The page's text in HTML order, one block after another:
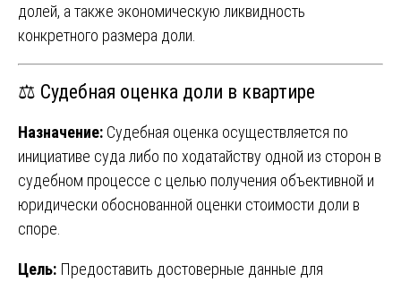
долей, а также экономическую ликвидность
конкретного размера доли.
⚖️ Судебная оценка доли в квартире
Назначение: Судебная оценка осуществляется по
инициативе суда либо по ходатайству одной из сторон в
судебном процессе с целью получения объективной и
юридически обоснованной оценки стоимости доли в
споре.
Цель: Предоставить достоверные данные для